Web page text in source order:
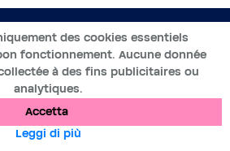
IT
Wess Soft - Tutti i diritti riservati
Informazioni legali
Accetta
des cookies essentiels
fonctionnement. Aucune donnée
à des fins publicitaires ou
analytiques.
Leggi di più